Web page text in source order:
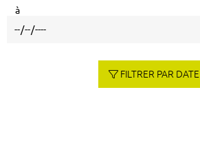
à
FILTRER PAR DATE